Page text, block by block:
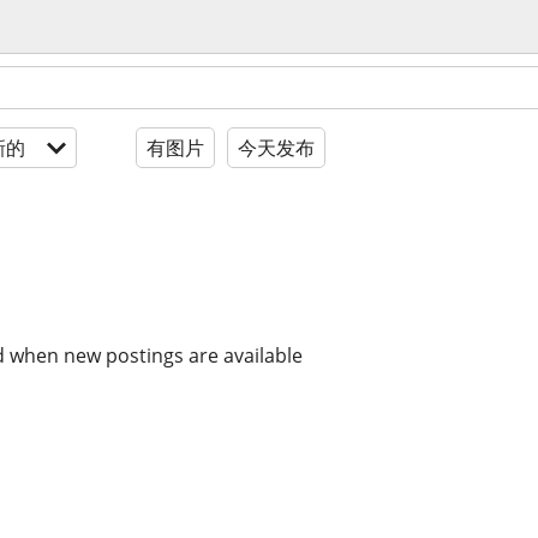
的 有图片 今天发布
new postings are available